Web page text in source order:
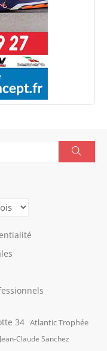
34 Atlantic Trophée
Claude Sanchez